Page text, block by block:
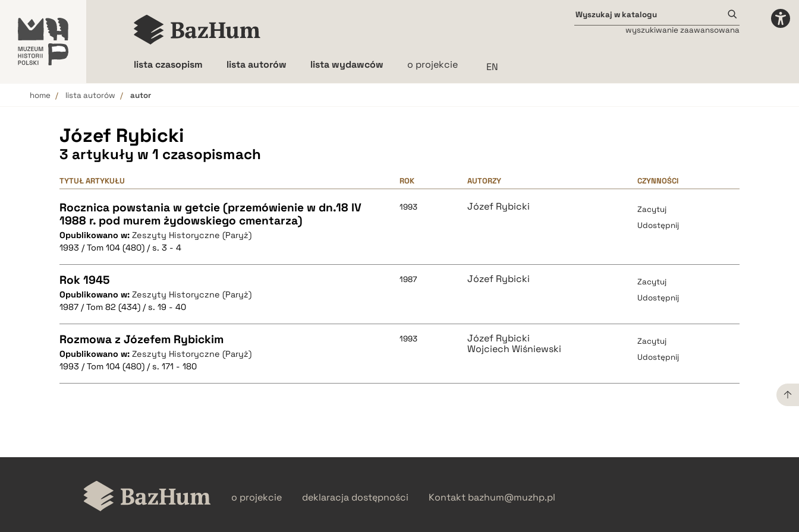
lista czasopism lista autorów lista wydawców o projekcie
wyszukiwanie zaawansowana
home lista autorów autor
Józef Rybicki
3 artykuły w 1 czasopismach
TYTUŁ ARTYKUŁU ROK AUTORZY CZYNNOŚCI
Rocznica powstania w getcie (przemówienie w dn.18 IV
1988 r. pod murem żydowskiego cmentarza)
Opublikowano w: Zeszyty Historyczne (Paryż)
1993 / Tom 104 (480) / s. 3 - 4
1993 Józef Rybicki
Zacytuj
Udostępnij
CZYSTY TEKST
pobierz cytat
BIBTEX
Rok 1945
Opublikowano w: Zeszyty Historyczne (Paryż)
1987 / Tom 82 (434) / s. 19 - 40
1987 Józef Rybicki
Zacytuj
Udostępnij
CZYSTY TEKST
pobierz cytat
Rozmowa z Józefem Rybickim
Opublikowano w: Zeszyty Historyczne (Paryż)
1993 / Tom 104 (480) / s. 171 - 180
1993
Józef Rybicki
Wojciech Wiśniewski
Zacytuj
Udostępnij
BIBTEX o projekcie deklaracja dostępności Kontakt bazhum@muzhp.pl